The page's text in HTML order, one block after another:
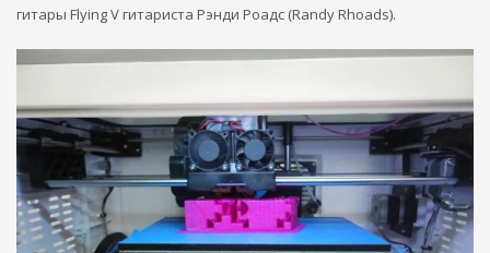
гитары Flying V гитариста Рэнди Роадс (Randy Rhoads).